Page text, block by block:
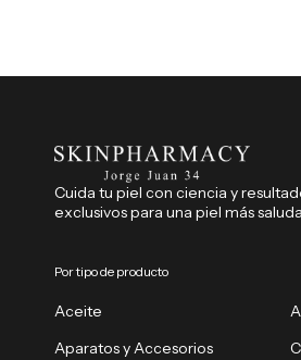
Cuida tu piel con ciencia y
exclusivos para una piel más
Por tipo de producto
Aceite
Aparatos y Accesorios